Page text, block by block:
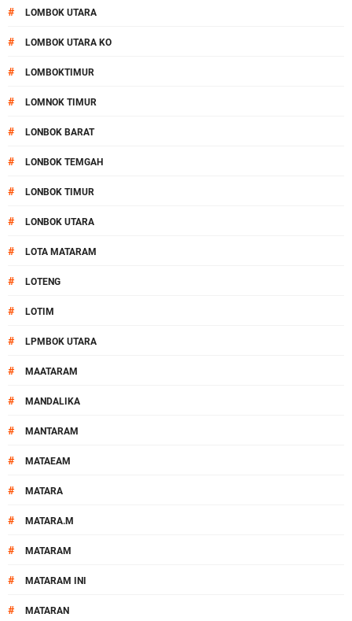
# LOMBOK UTARA
# LOMBOK UTARA KO
# LOMBOKTIMUR
# LOMNOK TIMUR
# LONBOK BARAT
# LONBOK TEMGAH
# LONBOK TIMUR
# LONBOK UTARA
# LOTA MATARAM
# LOTENG
# LOTIM
# LPMBOK UTARA
# MAATARAM
# MANDALIKA
# MANTARAM
# MATAEAM
# MATARA
# MATARA.M
# MATARAM
# MATARAM INI
# MATARAN